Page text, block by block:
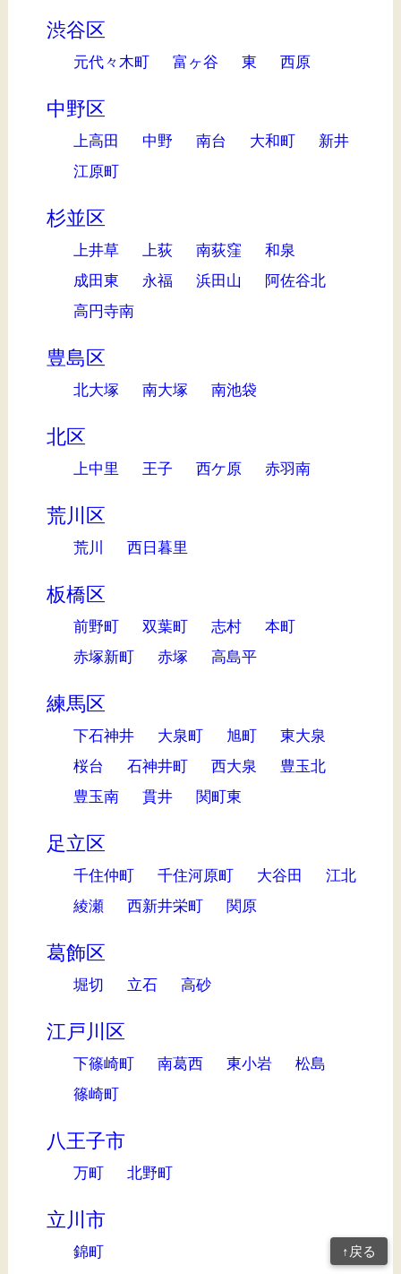
渋谷区
元代々木町 富ヶ谷 東 西原
中野区
上高田 中野 南台 大和町
新井
江原町
杉並区
上井草 上荻 南荻窪
和泉
成田東
永福 浜田山
阿佐谷北
高円寺南
豊島区
北大塚 南大塚 南池袋
北区
上中里 王子 西ケ原 赤羽南
荒川区
荒川 西日暮里
板橋区
前野町 双葉町 志村
本町
赤塚新町
赤塚 高島平
練馬区
下石神井 大泉町 旭町
東大泉
桜台
石神井町 西大泉
豊玉北
豊玉南
貫井 関町東
足立区
千住仲町 千住河原町 大谷田
江北
綾瀬
西新井栄町 関原
葛飾区
堀切 立石 高砂
江戸川区
下篠崎町 南葛西 東小岩
松島
篠崎町
八王子市
万町 北野町
立川市
錦町 ↑戻る